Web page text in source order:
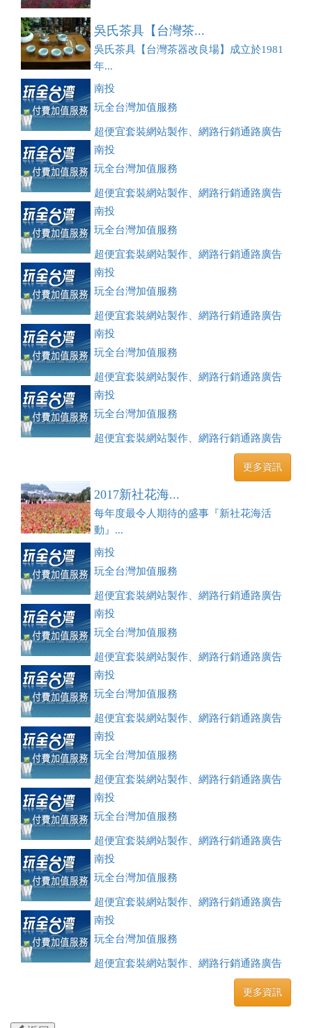
吳氏茶具【台灣茶...
吳氏茶具【台灣茶器改良場】成立於1981
年...
南投
玩全台灣加值服務
超便宜套裝網站製作、網路行銷通路廣告
刊登、訂房系統、客房委託旅行社銷售，全面優惠中....
南投
玩全台灣加值服務
超便宜套裝網站製作、網路行銷通路廣告
刊登、訂房系統、客房委託旅行社銷售，全面優惠中....
南投
玩全台灣加值服務
超便宜套裝網站製作、網路行銷通路廣告
刊登、訂房系統、客房委託旅行社銷售，全面優惠中....
南投
玩全台灣加值服務
超便宜套裝網站製作、網路行銷通路廣告
刊登、訂房系統、客房委託旅行社銷售，全面優惠中....
南投
玩全台灣加值服務
超便宜套裝網站製作、網路行銷通路廣告
刊登、訂房系統、客房委託旅行社銷售，全面優惠中....
南投
玩全台灣加值服務
超便宜套裝網站製作、網路行銷通路廣告
刊登、訂房系統、客房委託旅行社銷售，全面優惠中....
更多資訊
2017新社花海...
每年度最令人期待的盛事『新社花海活
動』...
南投
玩全台灣加值服務
超便宜套裝網站製作、網路行銷通路廣告
刊登、訂房系統、客房委託旅行社銷售，全面優惠中....
南投
玩全台灣加值服務
超便宜套裝網站製作、網路行銷通路廣告
刊登、訂房系統、客房委託旅行社銷售，全面優惠中....
南投
玩全台灣加值服務
超便宜套裝網站製作、網路行銷通路廣告
刊登、訂房系統、客房委託旅行社銷售，全面優惠中....
南投
玩全台灣加值服務
超便宜套裝網站製作、網路行銷通路廣告
刊登、訂房系統、客房委託旅行社銷售，全面優惠中....
南投
玩全台灣加值服務
超便宜套裝網站製作、網路行銷通路廣告
刊登、訂房系統、客房委託旅行社銷售，全面優惠中....
南投
玩全台灣加值服務
超便宜套裝網站製作、網路行銷通路廣告
刊登、訂房系統、客房委託旅行社銷售，全面優惠中....
南投
玩全台灣加值服務
超便宜套裝網站製作、網路行銷通路廣告
刊登、訂房系統、客房委託旅行社銷售，全面優惠中....
更多資訊